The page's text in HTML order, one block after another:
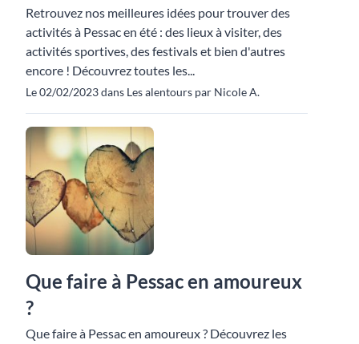
Retrouvez nos meilleures idées pour trouver des
activités à Pessac en été : des lieux à visiter, des
activités sportives, des festivals et bien d'autres
encore ! Découvrez toutes les...
Le 02/02/2023 dans Les alentours par Nicole A.
Que faire à Pessac en amoureux
?
Que faire à Pessac en amoureux ? Découvrez les